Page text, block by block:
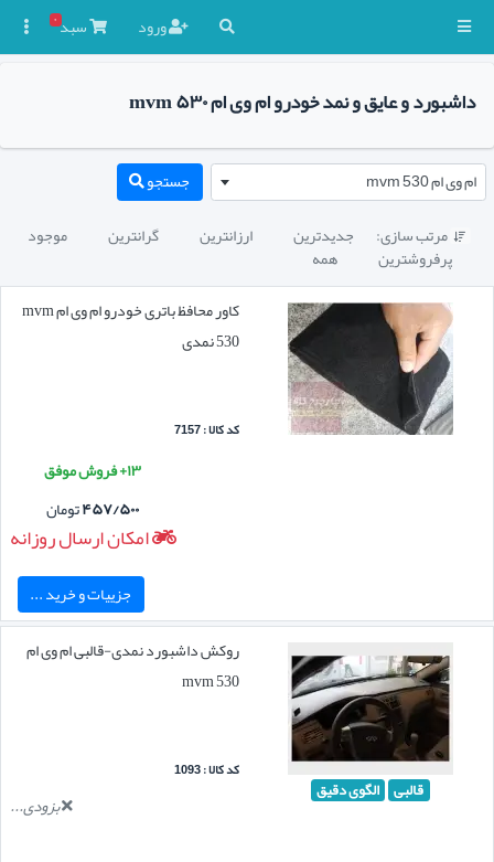
ورود سبد۰
داشبورد و عایق و نمد خودرو ام وی ام mvm ۵۳۰
ام وی ام mvm 530 جستجو
 مرتب سازی: جدیدترین ارزانترین گرانترین موجود
پرفروشترین
همه
کاور محافظ باتری خودرو ام وی ام mvm
530 نمدی
کد کالا : 7157
۱۳+ فروش موفق
۴۵۷/۵۰۰تومان
امکان ارسال روزانه
جزییات و خرید ...
قالبی الگوی دقیق
روکش داشبورد نمدی-قالبی ام وی ام
mvm 530
کد کالا : 1093
بزودی...